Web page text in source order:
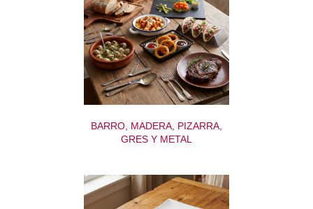
BARRO, MADERA, PIZARRA,
GRES Y METAL